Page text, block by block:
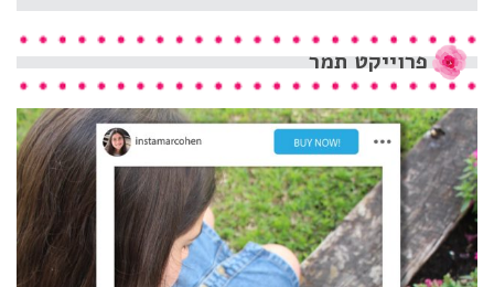
פרוייקט תמר